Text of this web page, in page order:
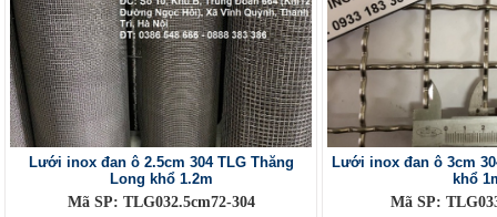
Lưới inox đan ô 2.5cm 304 TLG Thăng
Long khổ 1.2m
Mã SP: TLG032.5cm72-304
Lưới inox đan ô 3cm
khổ
Mã SP: